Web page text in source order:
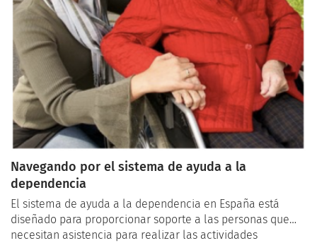
Navegando por el sistema de ayuda a la
dependencia
El sistema de ayuda a la dependencia en España está
diseñado para proporcionar soporte a las personas que
necesitan asistencia para realizar las actividades